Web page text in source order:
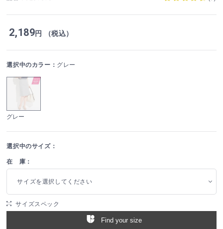
2,189円 （税込）
選択中のカラー： グレー
グレー
選択中のサイズ：
在 庫：
サイズを選択してください
サイズスペック
Find your size